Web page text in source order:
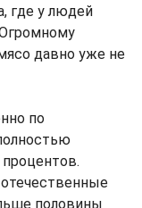
где у людей
давно уже не
по
половины